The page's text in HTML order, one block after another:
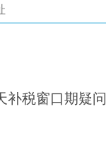
补税窗口期疑问